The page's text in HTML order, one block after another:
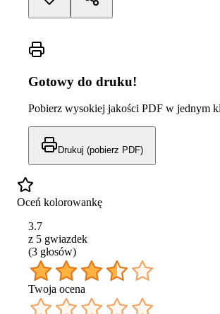
Gotowy do druku!
Pobierz wysokiej jakości PDF w jednym
Drukuj (pobierz PDF)
Oceń kolorowankę
3.7
z 5 gwiazdek
(3 głosów)
Twoja ocena